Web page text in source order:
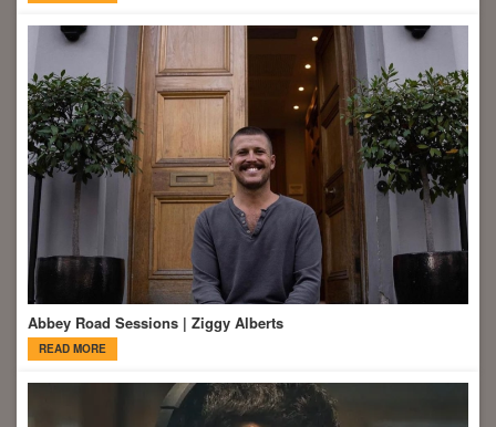
Abbey Road Sessions | Ziggy Alberts
READ MORE